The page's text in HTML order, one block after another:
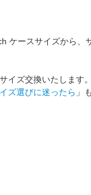
ケースサイズから、
イズ交換いたします
ズ選びに迷ったら 」